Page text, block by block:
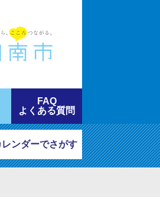
FAQ
よくある質問
レンダーでさがす